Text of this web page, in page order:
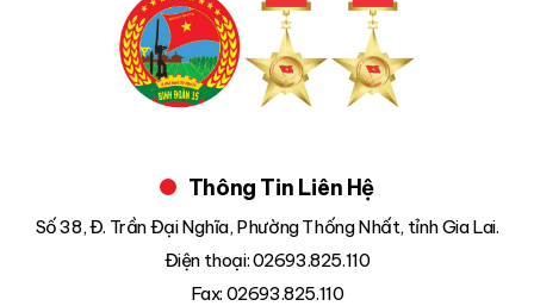
Thông Tin Liên Hệ
Số 38, Đ. Trần Đại Nghĩa, Phường Thống Nhất, tỉnh Gia Lai.
Điện thoại: 02693.825.110
Fax: 02693.825.110